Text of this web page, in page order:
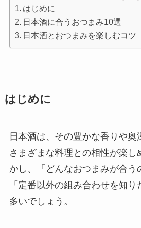
はじめに
日本酒に合うおつまみ10選
日本酒とおつまみを楽しむコツ
はじめに
日本酒は、その豊かな香りや奥
さまざまな料理との相性が楽し
かし、「どんなおつまみが合う
「定番以外の組み合わせを知
多いでしょう。